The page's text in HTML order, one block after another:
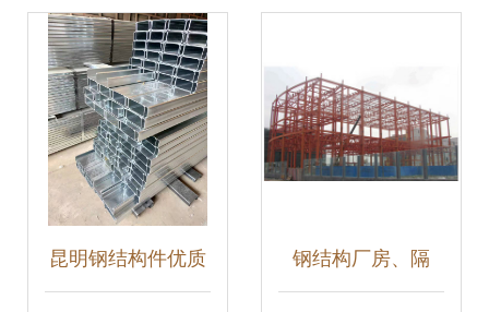
昆明钢结构件优质 钢结构厂房、隔